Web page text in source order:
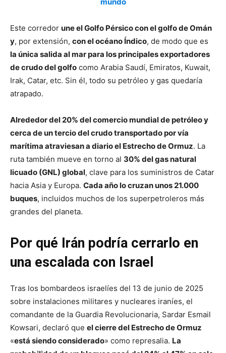
Este corredor une el Golfo Pérsico con el golfo de Omán
y, por extensión, con el océano Índico, de modo que es
la única salida al mar para los principales exportadores
de crudo del golfo como Arabia Saudí, Emiratos, Kuwait,
Irak, Catar, etc. Sin él, todo su petróleo y gas quedaría
atrapado.
Alrededor del 20% del comercio mundial de petróleo y
cerca de un tercio del crudo transportado por vía
marítima atraviesan a diario el Estrecho de Ormuz. La
ruta también mueve en torno al 30% del gas natural
licuado (GNL) global, clave para los suministros de Catar
hacia Asia y Europa. Cada año lo cruzan unos 21.000
buques, incluidos muchos de los superpetroleros más
grandes del planeta.
Por qué Irán podría cerrarlo en
una escalada con Israel
Tras los bombardeos israelíes del 13 de junio de 2025
sobre instalaciones militares y nucleares iraníes, el
comandante de la Guardia Revolucionaria, Sardar Esmail
Kowsari, declaró que el cierre del Estrecho de Ormuz
«está siendo considerado» como represalia. La